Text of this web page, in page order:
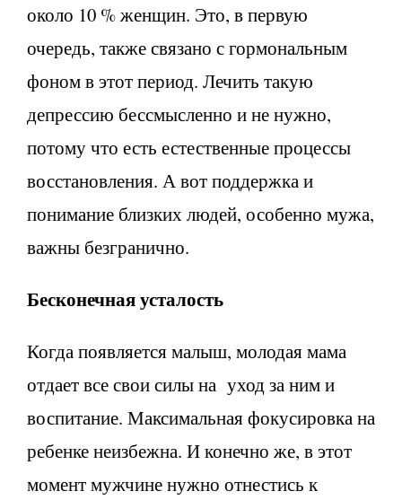
около 10 % женщин. Это, в первую
очередь, также связано с гормональным
фоном в этот период. Лечить такую
депрессию бессмысленно и не нужно,
потому что есть естественные процессы
восстановления. А вот поддержка и
понимание близких людей, особенно мужа,
важны безгранично.
Бесконечная усталость
Когда появляется малыш, молодая мама
отдает все свои силы на уход за ним и
воспитание. Максимальная фокусировка на
ребенке неизбежна. И конечно же, в этот
момент мужчине нужно отнестись к